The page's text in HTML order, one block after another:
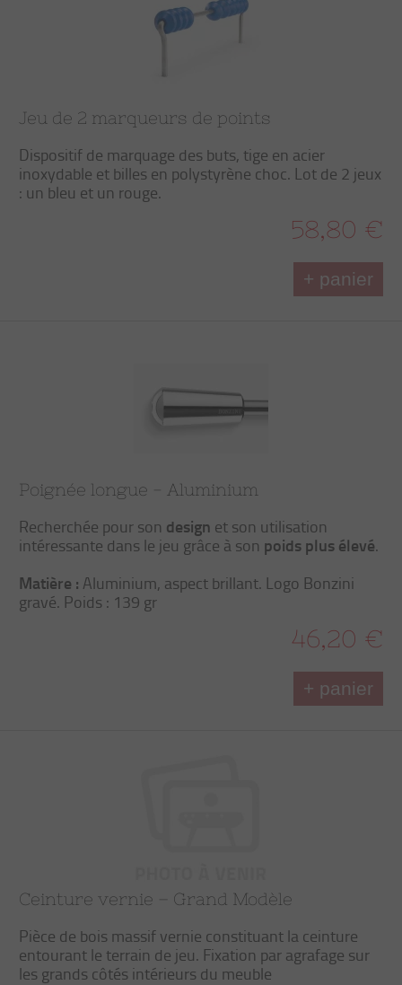
Jeu de 2 marqueurs de points
Dispositif de marquage des buts, tige en acier
inoxydable et billes en polystyrène choc. Lot de 2 jeux
: un bleu et un rouge.
58,80 €
+ panier
Poignée longue - Aluminium
Recherchée pour son design et son utilisation
intéressante dans le jeu grâce à son poids plus élevé.
Matière : Aluminium, aspect brillant. Logo Bonzini
gravé. Poids : 139 gr
46,20 €
+ panier
Ceinture vernie – Grand Modèle
Pièce de bois massif vernie constituant la ceinture
entourant le terrain de jeu. Fixation par agrafage sur
les grands côtés intérieurs du meuble